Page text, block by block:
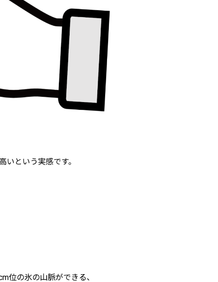
という実感です。
位の氷の山脈ができる、